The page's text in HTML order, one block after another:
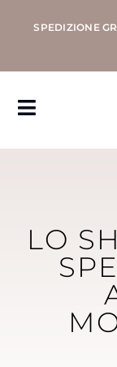
SPEDIZIONE
Toggle
Navigation
ACCESSORI
PROFESSIONAL
LO